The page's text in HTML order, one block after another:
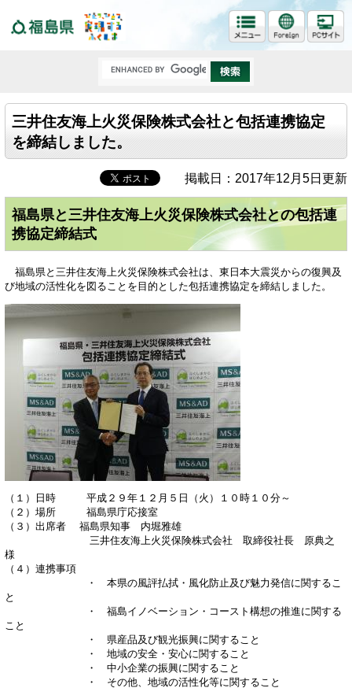
三井住友海上火災保険株式会社と包括連携協定
を締結しました。
掲載日：2017年12月5日更新
福島県と三井住友海上火災保険株式会社との包括連
携協定締結式
福島県と三井住友海上火災保険株式会社は、東日本大震災からの復興及
び地域の活性化を図ることを目的とした包括連携協定を締結しました。
（１）日時 平成２９年１２月５日（火）１０時１０分～
（２）場所 福島県庁応接室
（３）出席者 福島県知事 内堀雅雄
三井住友海上火災保険株式会社 取締役社長 原典之
様
（４）連携事項
・ 本県の風評払拭・風化防止及び魅力発信に関するこ
と
・ 福島イノベーション・コースト構想の推進に関する
こと
・ 県産品及び観光振興に関すること
・ 地域の安全・安心に関すること
・ 中小企業の振興に関すること
・ その他、地域の活性化等に関すること